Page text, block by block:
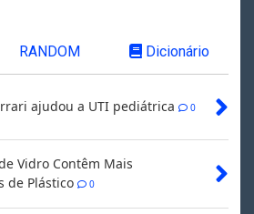
RANDOM Dicionário
ajudou a UTI pediátrica 0
Vidro Contêm Mais
de Plástico
0